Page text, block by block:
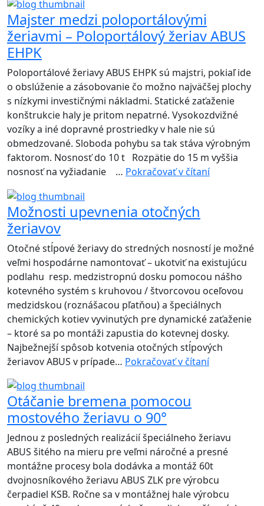
bremien
je
so
žeriavmi
ITECO
–
ABUS
ľahšie
Majster medzi poloportálovými
žeriavmi – Poloportálový žeriav ABUS
EHPK
Poloportálové žeriavy ABUS EHPK sú majstri, pokiaľ ide
o obslúženie a zásobovanie čo možno najväčšej plochy
s nízkymi investičnými nákladmi. Statické zaťaženie
konštrukcie haly je pritom nepatrné. Vysokozdvižné
vozíky a iné dopravné prostriedky v hale nie sú
obmedzované. Sloboda pohybu sa tak stáva výrobným
faktorom. Nosnosť do 10 t Rozpätie do 15 m vyššia
nosnosť na vyžiadanie … Pokračovať v čítaníMajster
žeriav
ABUS
EHPK
Možnosti upevnenia otočných
žeriavov
Otočné stĺpové žeriavy do stredných nosností je možné
veľmi hospodárne namontovať – ukotviť na existujúcu
podlahu resp. medzistropnú dosku pomocou nášho
kotevného systém s kruhovou / štvorcovou oceľovou
medzidskou (roznášacou pľatňou) a špeciálnych
chemických kotiev vyvinutých pre dynamické zaťaženie
– ktoré sa po montáži zapustia do kotevnej dosky.
Najbežnejší spôsob kotvenia otočných stĺpových
žeriavov ABUS v prípade… Pokračovať v čítaníMožnosti
Otáčanie bremena pomocou
mostového žeriavu o 90°
Jednou z posledných realizácií špeciálneho žeriavu
ABUS šitého na mieru pre veľmi náročné a presné
montážne procesy bola dodávka a montáž 60t
dvojnosníkového žeriavu ABUS ZLK pre výrobcu
čerpadiel KSB. Ročne sa v montážnej hale výrobcu